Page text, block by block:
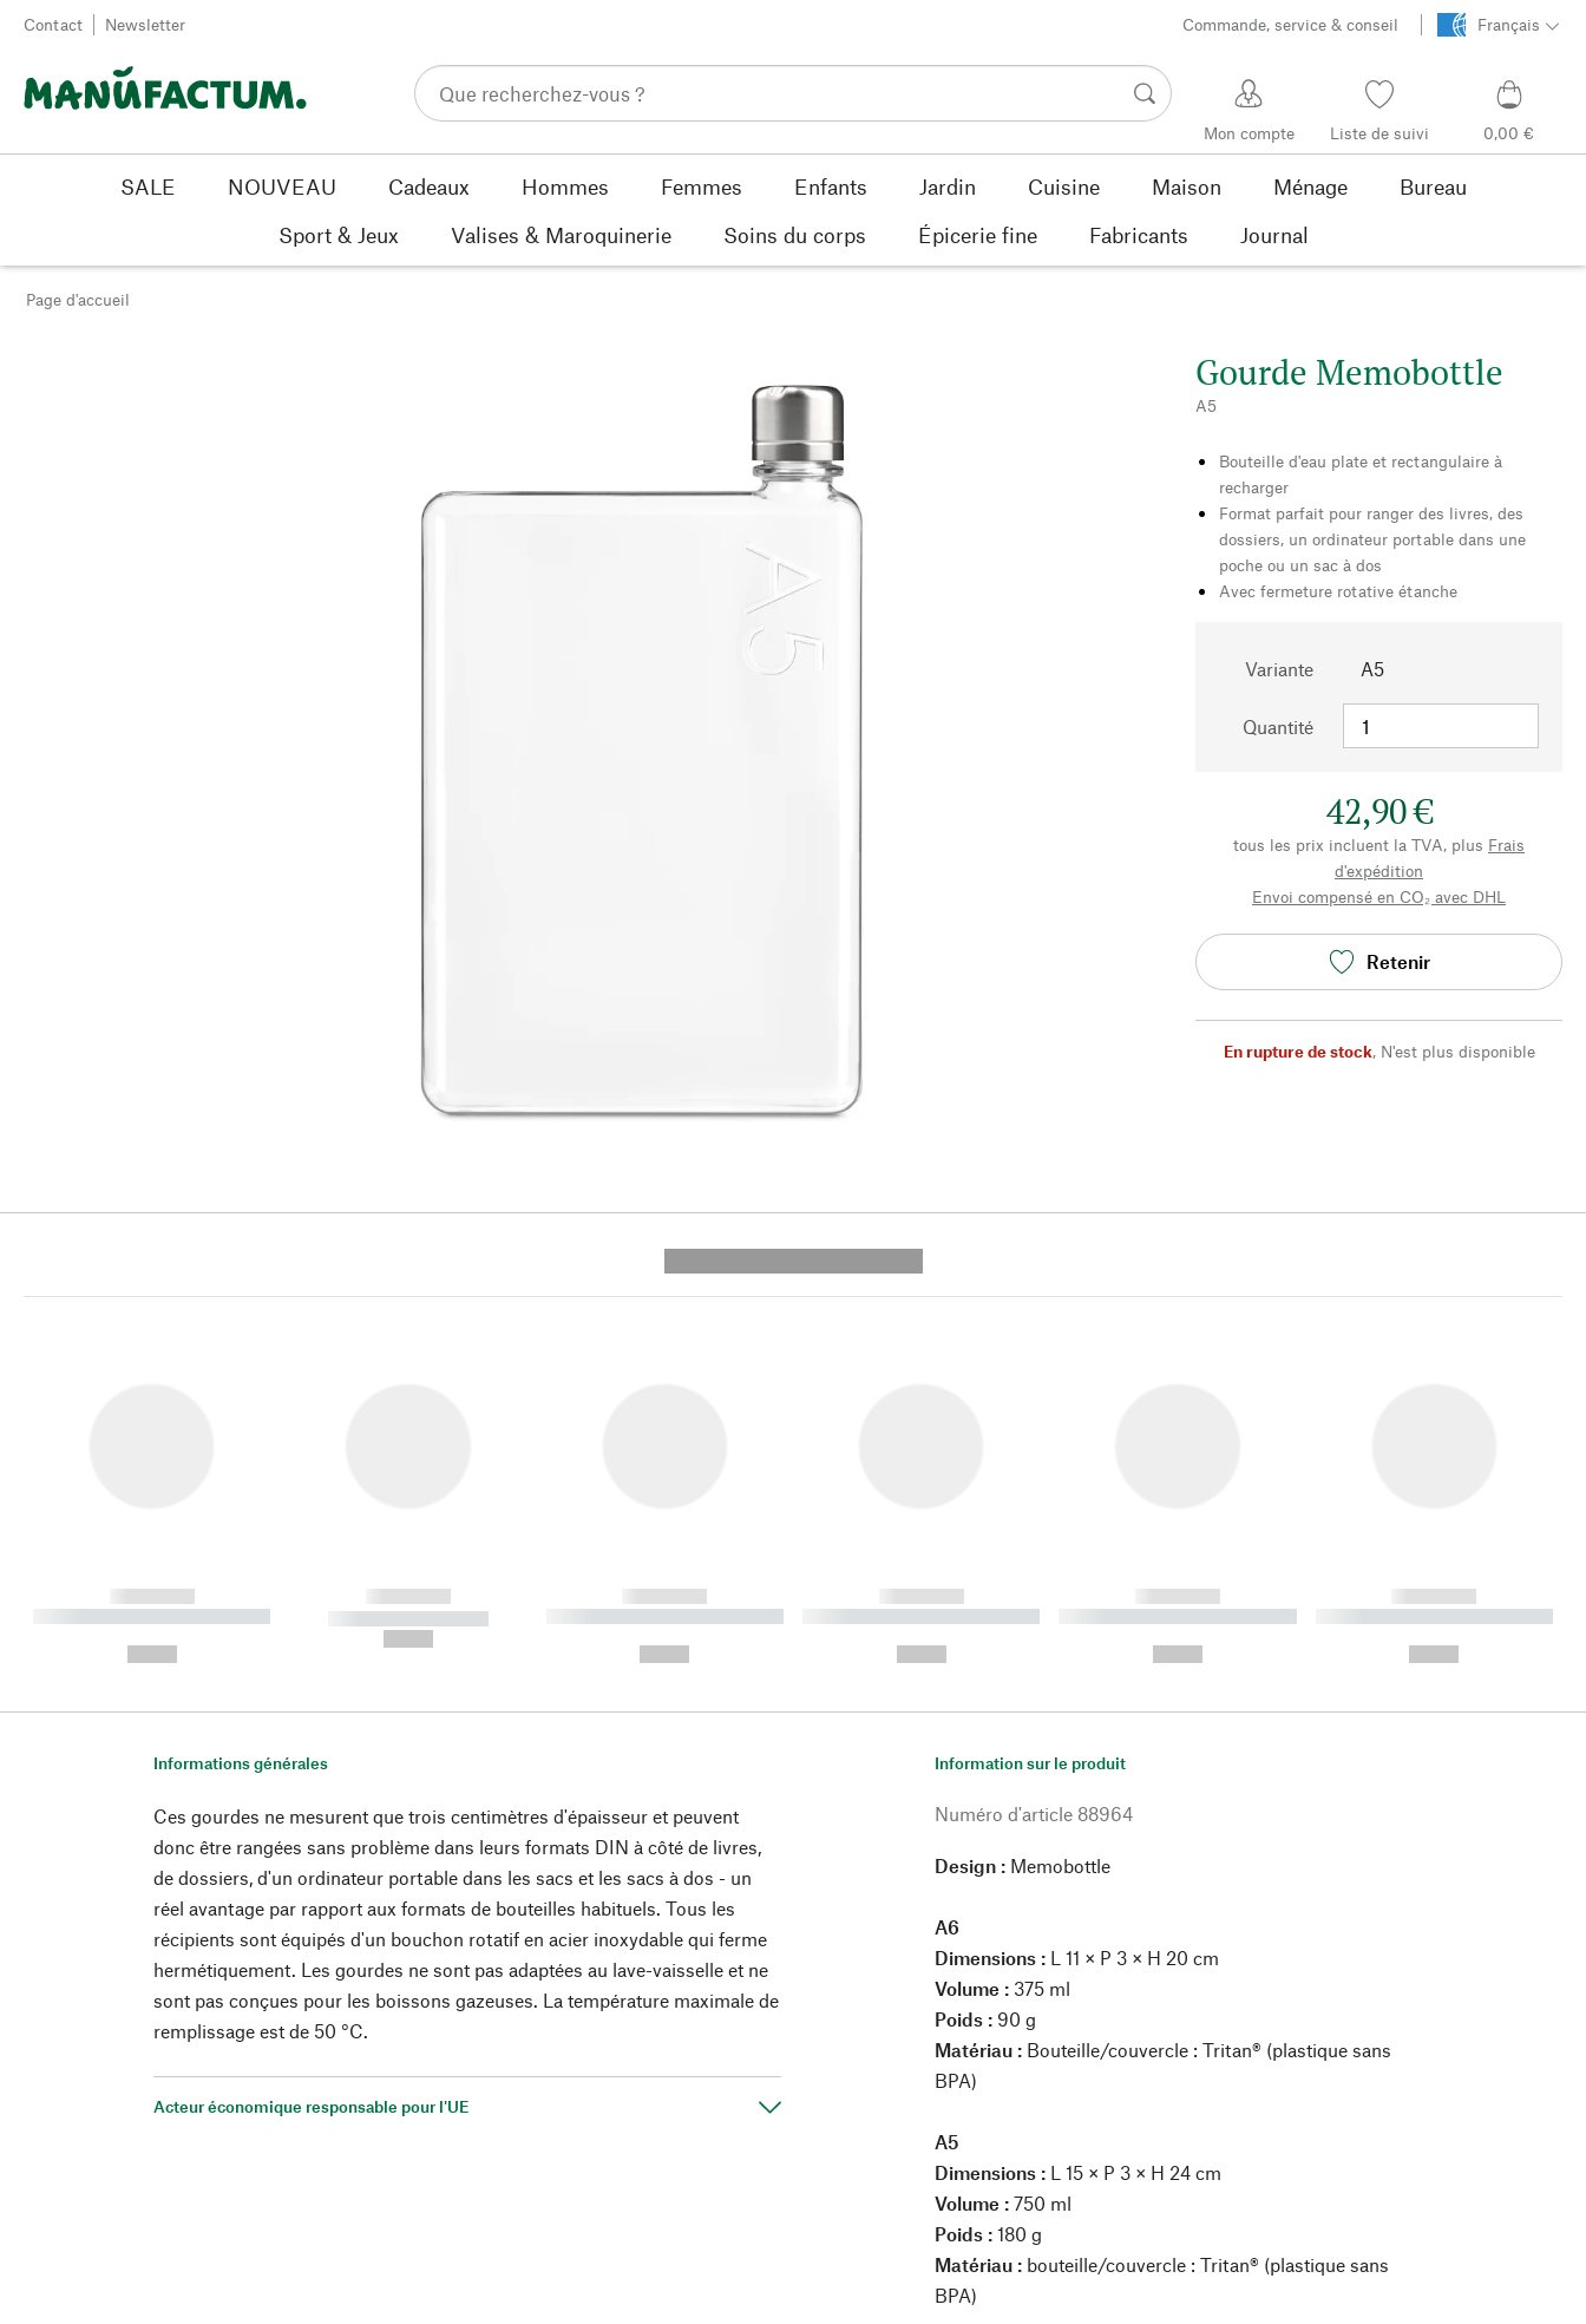
Passer au contenu
Contact Newsletter Commande, service & conseil Français
Mon compte Liste de suivi 0,00 €
SALE NOUVEAU Cadeaux Hommes Femmes Enfants Jardin Cuisine Maison Ménage
Bureau
Sport & Jeux
Valises & Maroquinerie Soins du corps Épicerie fine Fabricants Journal
Page d'accueil
Gourde Memobottle
A5
Bouteille d'eau plate et rectangulaire à
recharger
Format parfait pour ranger des livres, des
dossiers, un ordinateur portable dans une
poche ou un sac à dos
Avec fermeture rotative étanche
Variante A5
Quantité
42,90 €
tous les prix incluent la TVA, plus Frais
d'expédition
Envoi compensé en CO₂ avec DHL
Retenir
En rupture de stock, N'est plus disponible
------------
----------- ----------- ----------
------------
----------- -----------
------------
----------- ----------- ----------
------------
----------- ----------- ----------
------------
----------- ----------- ----------
------------
----------- ----------- ----------
Informations générales
Ces gourdes ne mesurent que trois centimètres d'épaisseur et peuvent
donc être rangées sans problème dans leurs formats DIN à côté de livres,
de dossiers, d'un ordinateur portable dans les sacs et les sacs à dos - un
réel avantage par rapport aux formats de bouteilles habituels. Tous les
récipients sont équipés d'un bouchon rotatif en acier inoxydable qui ferme
hermétiquement. Les gourdes ne sont pas adaptées au lave-vaisselle et ne
sont pas conçues pour les boissons gazeuses. La température maximale de
remplissage est de 50 °C.
Acteur économique responsable pour l'UE
Information sur le produit
Numéro d'article 88964
Design : Memobottle
A6
Dimensions : L 11 × P 3 × H 20 cm
Volume : 375 ml
Poids : 90 g
Matériau : Bouteille/couvercle : Tritan® (plastique sans
BPA)
A5
Dimensions : L 15 × P 3 × H 24 cm
Volume : 750 ml
Poids : 180 g
Matériau : bouteille/couvercle : Tritan® (plastique sans
BPA)